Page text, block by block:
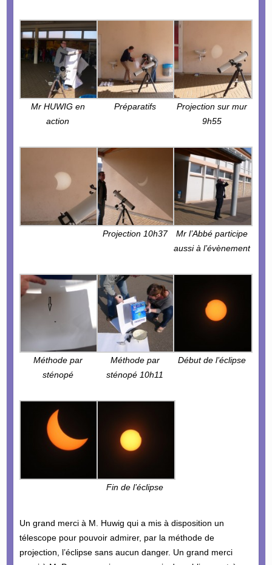
Mr HUWIG en
action
Préparatifs
Projection sur mur
9h55
Projection 10h37
Mr l’Abbé participe
aussi à l’évènement
Méthode par
sténopé
Méthode par
sténopé 10h11
Début de l’éclipse
Fin de l’éclipse
Un grand merci à M. Huwig qui a mis à disposition un
télescope pour pouvoir admirer, par la méthode de
projection, l’éclipse sans aucun danger. Un grand merci